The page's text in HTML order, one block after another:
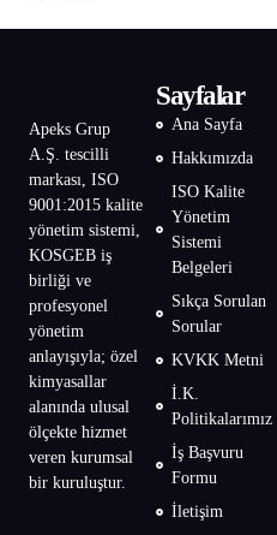
Apeks Grup
A.Ş. tescilli
markası, ISO
9001:2015 kalite
yönetim sistemi,
KOSGEB iş
birliği ve
profesyonel
yönetim
anlayışıyla; özel
kimyasallar
alanında ulusal
ölçekte hizmet
veren kurumsal
bir kuruluştur.
Sayfalar
Ana Sayfa
Hakkımızda
ISO Kalite
Yönetim
Sistemi
Belgeleri
Sıkça Sorulan
Sorular
KVKK Metni
İ.K.
Politikalarımız
İş Başvuru
Formu
İletişim